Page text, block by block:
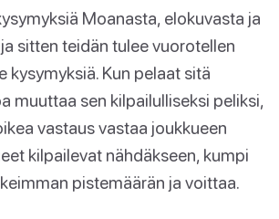
Moanasta, elokuvasta ja
sitten teidän tulee vuorotellen
kysymyksiä. Kun pelaat sitä
muuttaa sen kilpailulliseksi peliksi,
vastaus vastaa joukkueen
kilpailevat nähdäkseen, kumpi
pistemäärän ja voittaa.